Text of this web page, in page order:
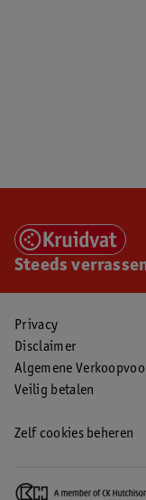
Steeds
Privacy
Disclaimer
Algemene
Veilig betalen
Zelf cookies beheren